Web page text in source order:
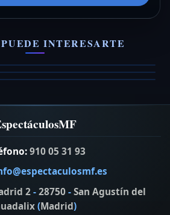
INTERESARTE
Tribute Band
910 05 31 93
2-28750-San Agustín del
(Madrid)